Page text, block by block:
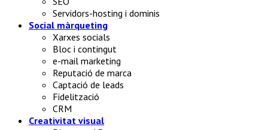
Servidors-hosting i dominis
Social màrqueting
Xarxes socials
Bloc i contingut
e-mail marketing
Reputació de marca
Captació de leads
Fidelització
CRM
Creativitat visual